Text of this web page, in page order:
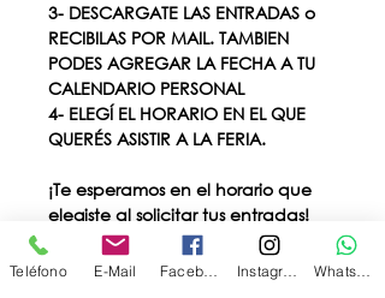
3- DESCARGATE LAS ENTRADAS o
RECIBILAS POR MAIL. TAMBIEN
PODES AGREGAR LA FECHA A TU
CALENDARIO PERSONAL
4- ELEGÍ EL HORARIO EN EL QUE
QUERÉS ASISTIR A LA FERIA.
¡Te esperamos en el horario que
elegiste al solicitar tus entradas!
Para más información
Teléfono E-Mail